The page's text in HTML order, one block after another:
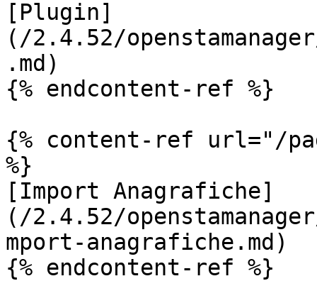
[Plugin]
(/2.4.52/
.md)
{% endcontent-ref %}
{% content-ref url="/
%}
[Import Anagrafiche]
(/2.4.52/
mport-anagrafiche.md)
{% endcontent-ref %}